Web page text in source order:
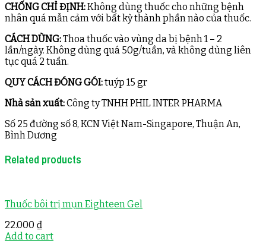
CHỐNG CHỈ ĐỊNH:Không dùng thuốc cho những bệnh
nhân quá mẫn cảm với bất kỳ thành phần nào của thuốc.
CÁCH DÙNG:Thoa thuốc vào vùng da bị bệnh 1 – 2
lần/ngày. Không dùng quá 50g/tuần, và không dùng liên
tục quá 2 tuần.
QUY CÁCH ĐÓNG GÓI:tuýp 15 gr
Nhà sản xuất:Công ty TNHH PHIL INTER PHARMA
Số 25 đường số 8, KCN Việt Nam-Singapore, Thuận An,
Bình Dương
Related products
Thuốc bôi trị mụn Eighteen Gel
22.000 ₫
Add to cart